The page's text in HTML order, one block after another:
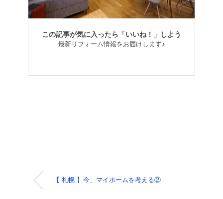
この記事が気に入ったら「いいね！」しよう
最新リフォーム情報をお届けします♪
【 札幌 】今、マイホームを考える②